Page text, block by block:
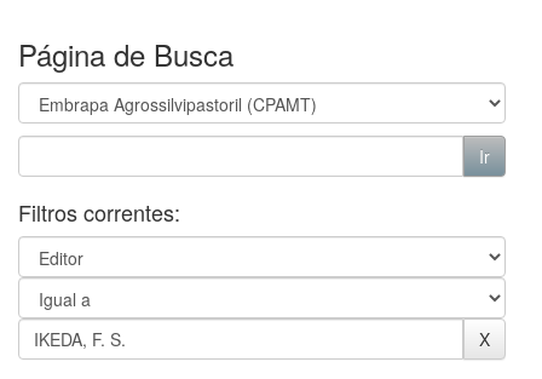
Página de Busca
Filtros correntes: